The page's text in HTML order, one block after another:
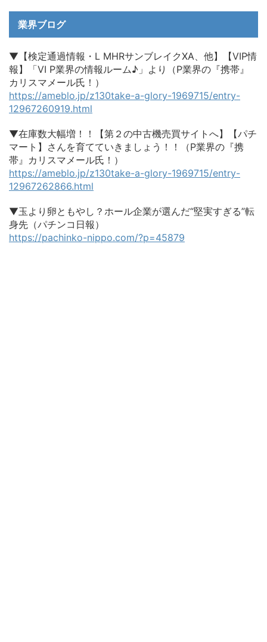
業界ブログ
▼【検定通過情報・L MHRサンブレイクXA、他】【VIP情
報】「VI P業界の情報ルーム♪」より（P業界の『携帯』
カリスマメール氏！）
https://ameblo.jp/z130take-a-glory-1969715/entry-
12967260919.html
▼在庫数大幅増！！【第２の中古機売買サイトへ】【パチ
マート】さんを育てていきましょう！！（P業界の『携
帯』カリスマメール氏！）
https://ameblo.jp/z130take-a-glory-1969715/entry-
12967262866.html
▼玉より卵ともやし？ホール企業が選んだ“堅実すぎる”転
身先（パチンコ日報）
https://pachinko-nippo.com/?p=45879